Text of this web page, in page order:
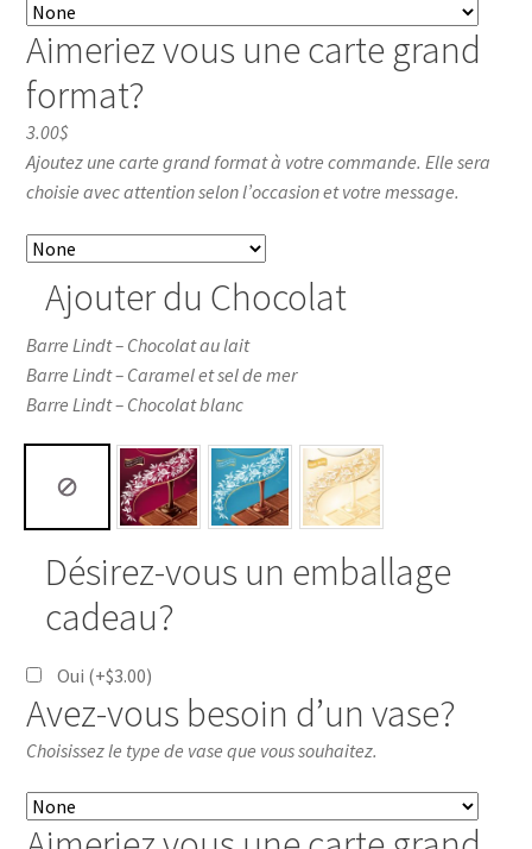
Aimeriez vous une carte grand
format?
3.00$
Ajoutez une carte grand format à votre commande. Elle sera
choisie avec attention selon l’occasion et votre message.
Ajouter du Chocolat
Barre Lindt – Chocolat au lait
Barre Lindt – Caramel et sel de mer
Barre Lindt – Chocolat blanc
Désirez-vous un emballage
cadeau?
Oui (+$3.00)
Avez-vous besoin d’un vase?
Choisissez le type de vase que vous souhaitez.